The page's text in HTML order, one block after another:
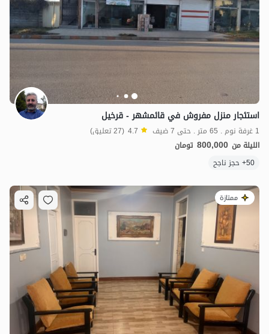
استئجار منزل مفروش في قائمشهر - قرخيل
1 غرفة نوم . 65 متر . حتى 7 ضيف 4.7 (27 تعليق)
الليلة من 800,000 تومان
50+ حجز ناجح
ممتازة